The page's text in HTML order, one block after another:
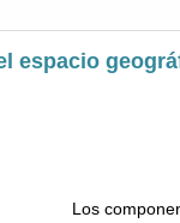
espacio
Los